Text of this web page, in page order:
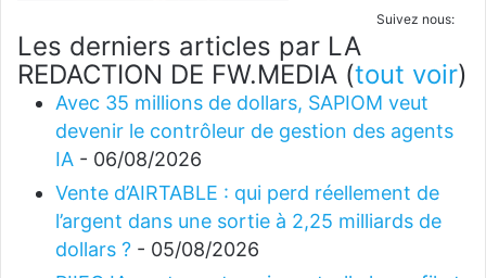
Suivez nous:
Les derniers articles par LA
REDACTION DE FW.MEDIA (tout voir)
Avec 35 millions de dollars, SAPIOM veut
devenir le contrôleur de gestion des agents
IA - 06/08/2026
Vente d’AIRTABLE : qui perd réellement de
l’argent dans une sortie à 2,25 milliards de
dollars ? - 05/08/2026